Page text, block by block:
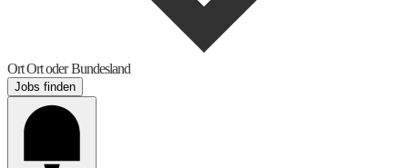
OrtOrt oder Bundesland
Jobs finden